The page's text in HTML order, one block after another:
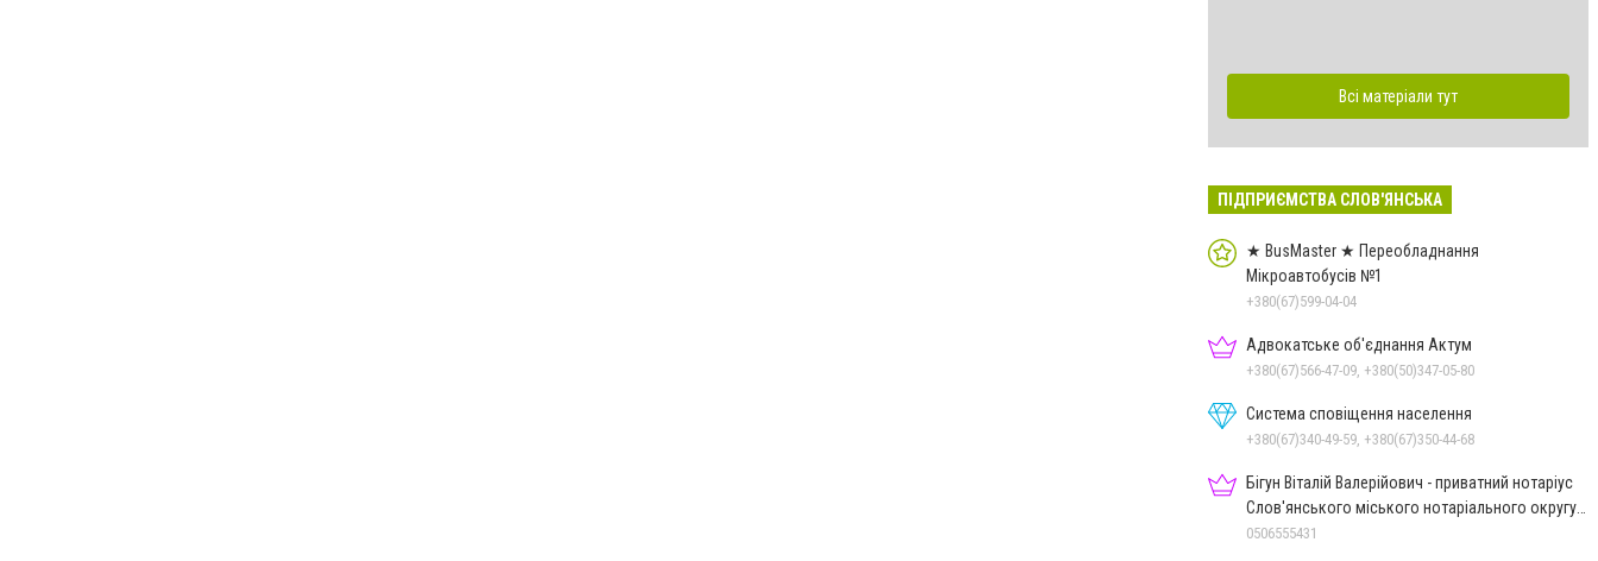
Всі матеріали тут
ПІДПРИЄМСТВА СЛОВ'ЯНСЬКА
★ BusMaster ★ Переобладнання
Мікроавтобусів №1
+380(67)599-04-04
Адвокатське об'єднання Актум
+380(67)566-47-09, +380(50)347-05-80
Система сповіщення населення
+380(67)340-49-59, +380(67)350-44-68
Бігун Віталій Валерійович - приватний нотаріус
Слов'янського міського нотаріального округу
Дон.обл.
0506555431